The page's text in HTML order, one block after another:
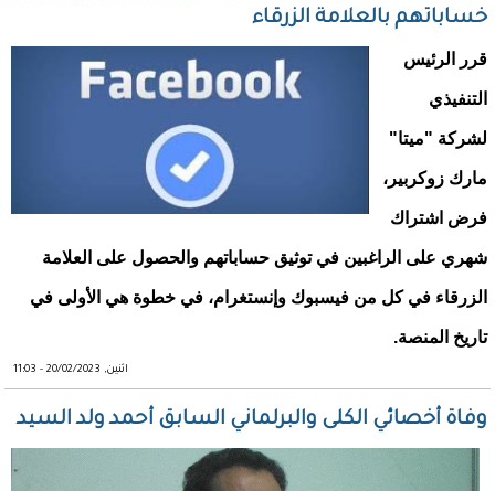
خساباتهم بالعلامة الزرقاء
قرر الرئيس
التنفيذي
لشركة "ميتا"
مارك زوكربير،
فرض اشتراك
شهري على الراغبين في توثيق حساباتهم والحصول على العلامة
الزرقاء في كل من فيسبوك وإنستغرام، في خطوة هي الأولى في
تاريخ المنصة.
اثنين, 20/02/2023 - 11:03
وفاة أخصائي الكلى والبرلماني السابق أحمد ولد السيد